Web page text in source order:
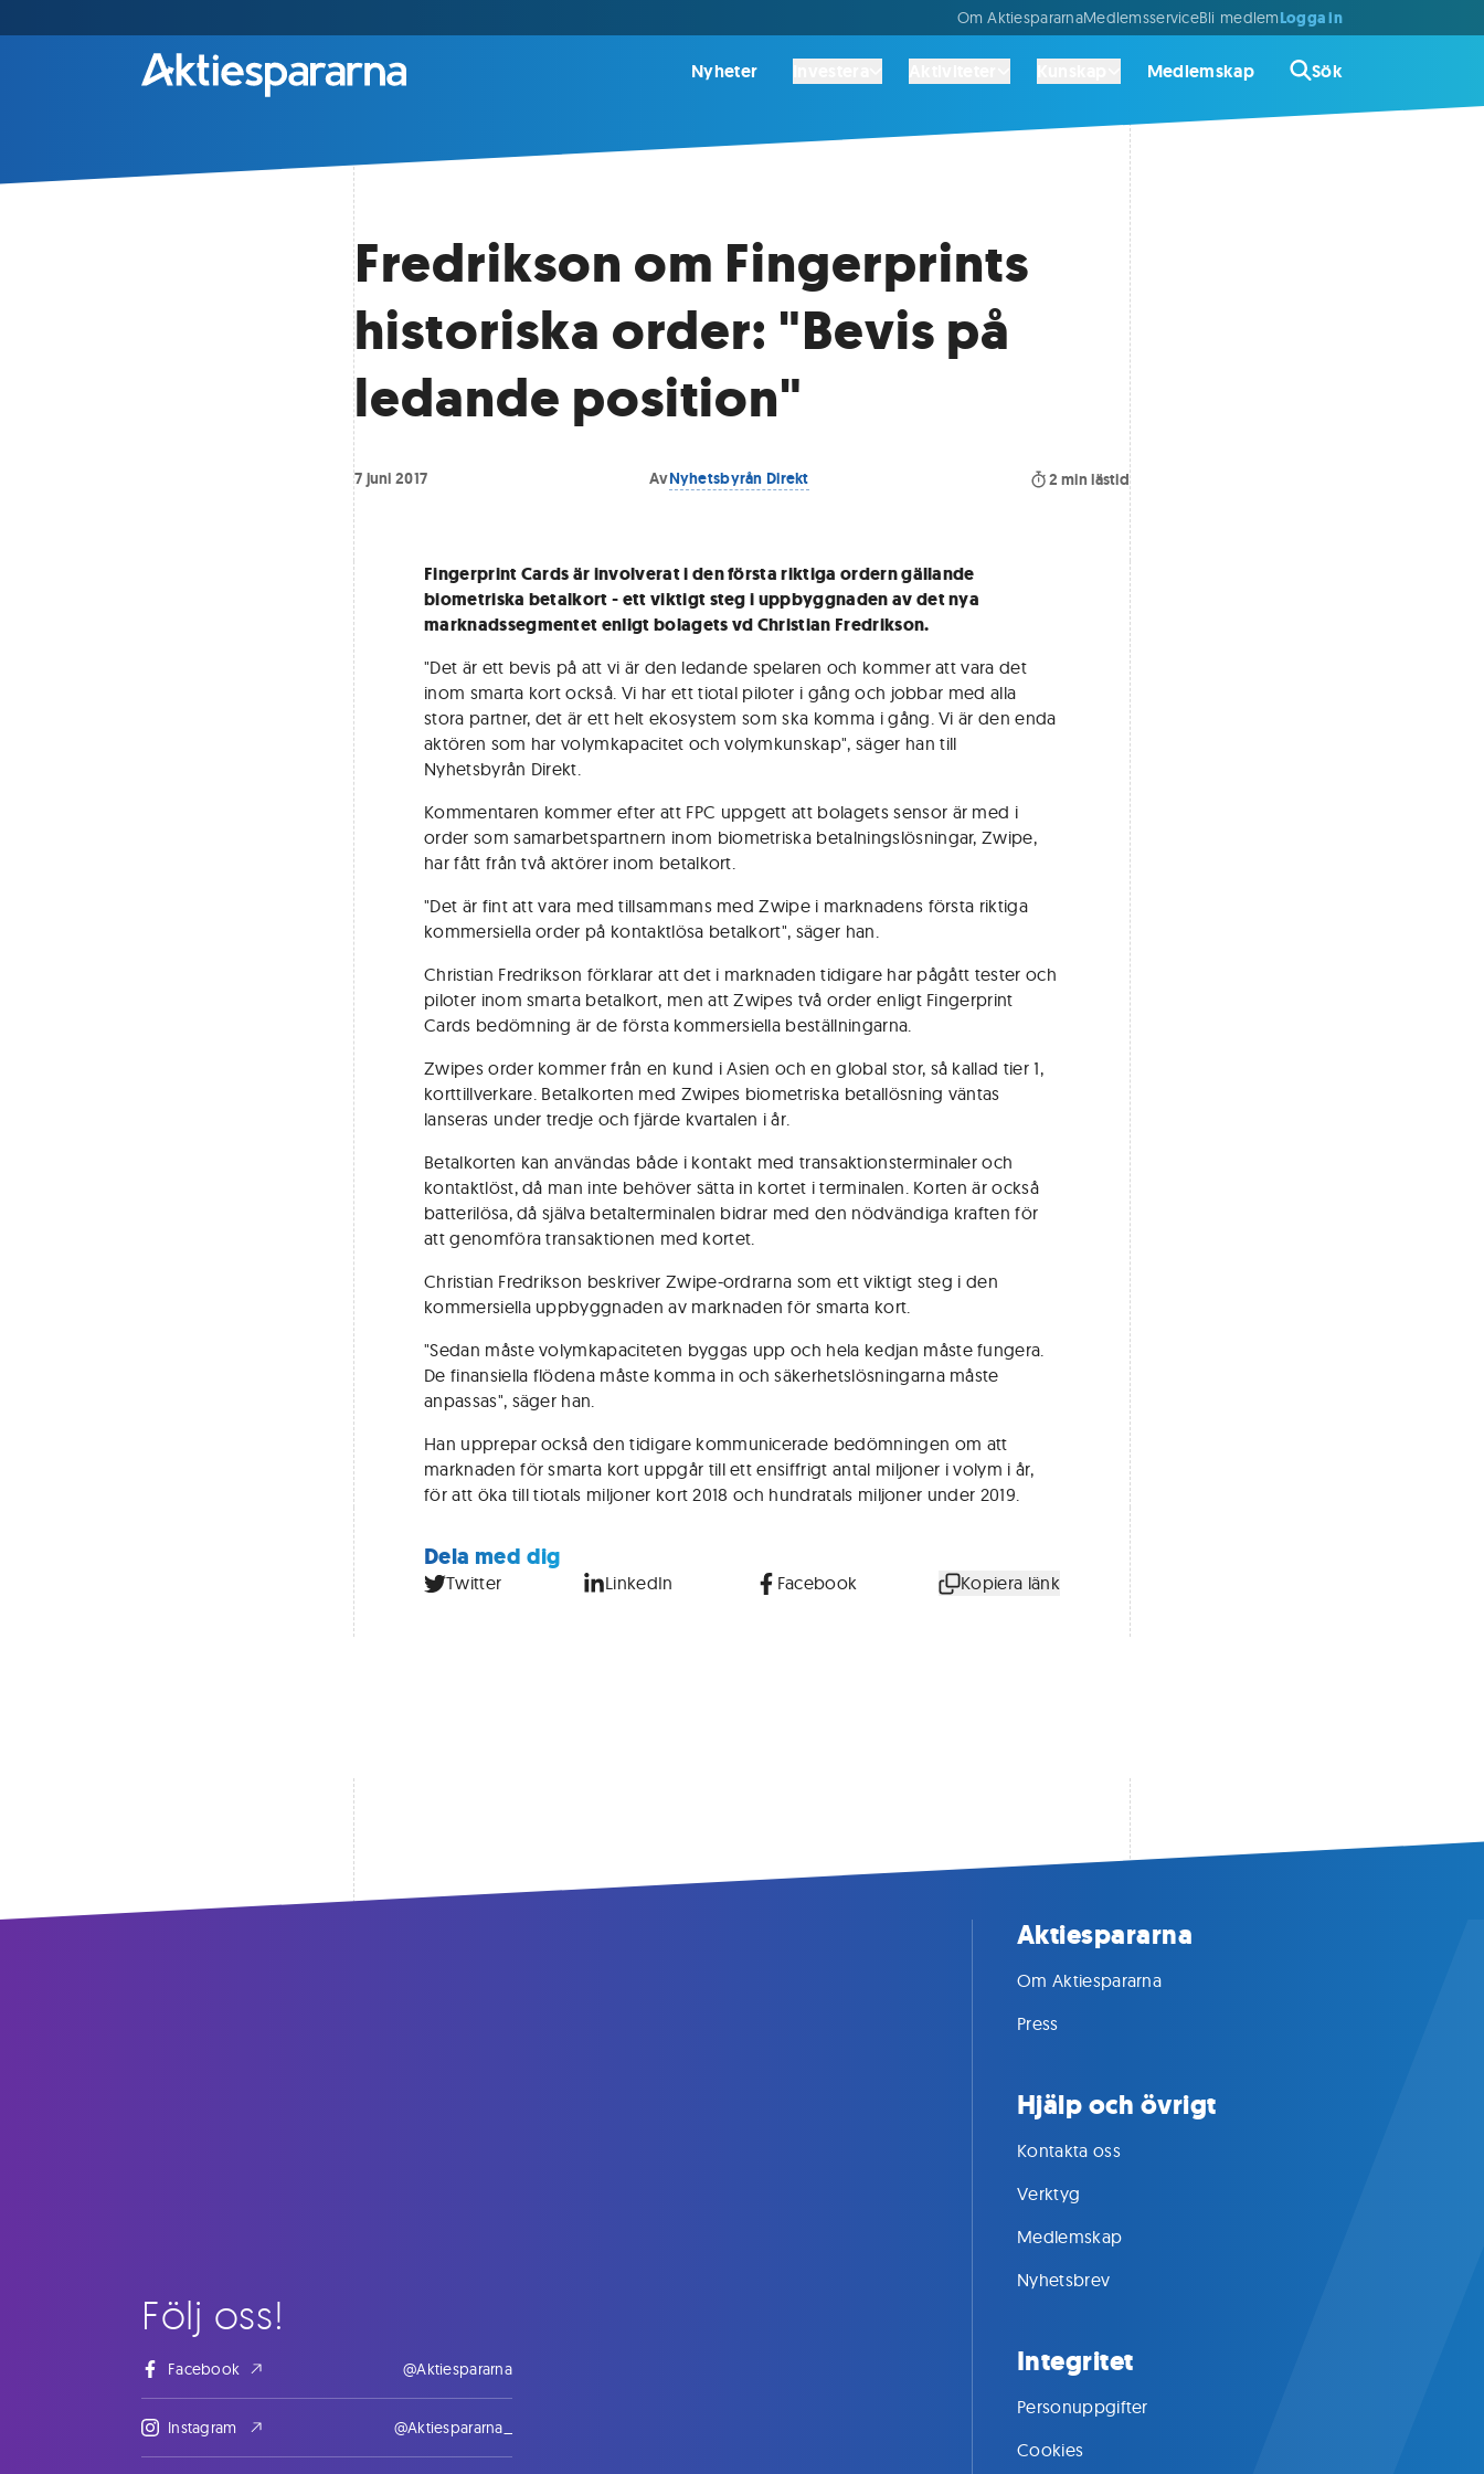
Om AktiespararnaMedlemsserviceBli medlemLogga in
Nyheter Medlemskap Sök
Fredrikson om Fingerprints
historiska order: "Bevis på
ledande position"
7 juni 2017 AvNyhetsbyrån Direkt 2 min lästid
Fingerprint Cards är involverat i den första riktiga ordern gällande
biometriska betalkort - ett viktigt steg i uppbyggnaden av det nya
marknadssegmentet enligt bolagets vd Christian Fredrikson.
"Det är ett bevis på att vi är den ledande spelaren och kommer att vara det
inom smarta kort också. Vi har ett tiotal piloter i gång och jobbar med alla
stora partner, det är ett helt ekosystem som ska komma i gång. Vi är den enda
aktören som har volymkapacitet och volymkunskap", säger han till
Nyhetsbyrån Direkt.
Kommentaren kommer efter att FPC uppgett att bolagets sensor är med i
order som samarbetspartnern inom biometriska betalningslösningar, Zwipe,
har fått från två aktörer inom betalkort.
"Det är fint att vara med tillsammans med Zwipe i marknadens första riktiga
kommersiella order på kontaktlösa betalkort", säger han.
Christian Fredrikson förklarar att det i marknaden tidigare har pågått tester och
piloter inom smarta betalkort, men att Zwipes två order enligt Fingerprint
Cards bedömning är de första kommersiella beställningarna.
Zwipes order kommer från en kund i Asien och en global stor, så kallad tier 1,
korttillverkare. Betalkorten med Zwipes biometriska betallösning väntas
lanseras under tredje och fjärde kvartalen i år.
Betalkorten kan användas både i kontakt med transaktionsterminaler och
kontaktlöst, då man inte behöver sätta in kortet i terminalen. Korten är också
batterilösa, då själva betalterminalen bidrar med den nödvändiga kraften för
att genomföra transaktionen med kortet.
Christian Fredrikson beskriver Zwipe-ordrarna som ett viktigt steg i den
kommersiella uppbyggnaden av marknaden för smarta kort.
"Sedan måste volymkapaciteten byggas upp och hela kedjan måste fungera.
De finansiella flödena måste komma in och säkerhetslösningarna måste
anpassas", säger han.
Han upprepar också den tidigare kommunicerade bedömningen om att
marknaden för smarta kort uppgår till ett ensiffrigt antal miljoner i volym i år,
för att öka till tiotals miljoner kort 2018 och hundratals miljoner under 2019.
Dela med dig
Twitter LinkedIn Facebook Kopiera länk
Följ oss!
Facebook @Aktiespararna
Instagram @Aktiespararna_
Aktiespararna
Om Aktiespararna
Press
Hjälp och övrigt
Kontakta oss
Verktyg
Medlemskap
Nyhetsbrev
Integritet
Personuppgifter
Cookies